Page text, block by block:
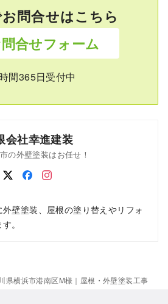
問合せはこちら
合せフォーム
間365日受付中
会社幸進建装
の外壁塗装はお任せ！
壁塗装、屋根の塗り替えやリフォ
。
県横浜市港南区M様｜屋根・外壁塗装工事